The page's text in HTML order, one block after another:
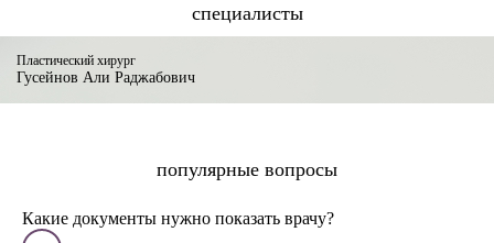
специалисты
Пластический хирург
Гусейнов Али Раджабович
популярные вопросы
Какие документы нужно показать врачу?